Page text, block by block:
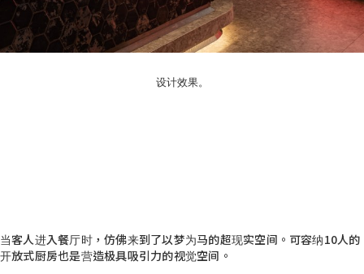
设计效果。
当客人进入餐厅时，仿佛来到了以梦为马的超现实空间。可容纳10人的
开放式厨房也是营造极具吸引力的视觉空间。